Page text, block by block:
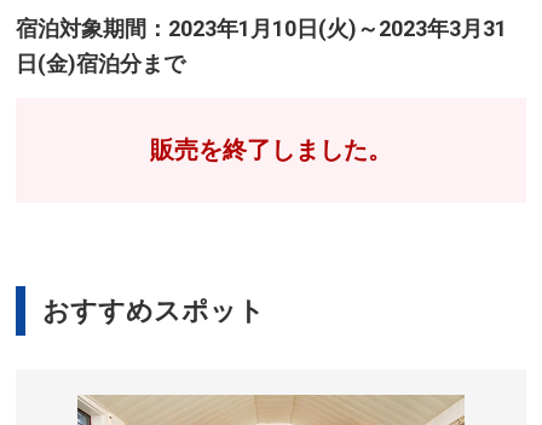
宿泊対象期間：2023年1月10日(火)～2023年3月31
日(金)宿泊分まで
販売を終了しました。
おすすめスポット